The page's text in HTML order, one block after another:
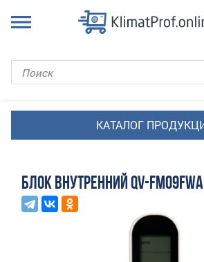
БЛОК ВНУТРЕННИЙ QV-FM09FWA